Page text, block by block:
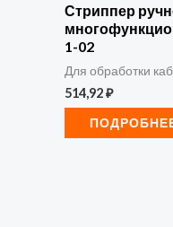
Стриппер
1-02
Для обработки
514,92₽